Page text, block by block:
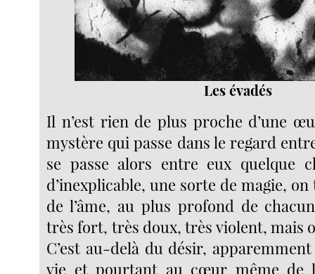
Les évadés
Il n’est rien de plus proche d’une
mystère qui passe dans le regard
se passe alors entre eux quelque
d’inexplicable, une sorte de magie,
de l’âme, au plus profond de
très fort, très doux, très violent, mais
C’est au-delà du désir,
vie et pourtant au cœur même de